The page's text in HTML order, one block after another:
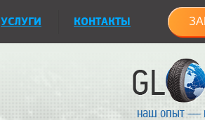
УСЛУГИ КОНТАКТЫ
наш опыт —